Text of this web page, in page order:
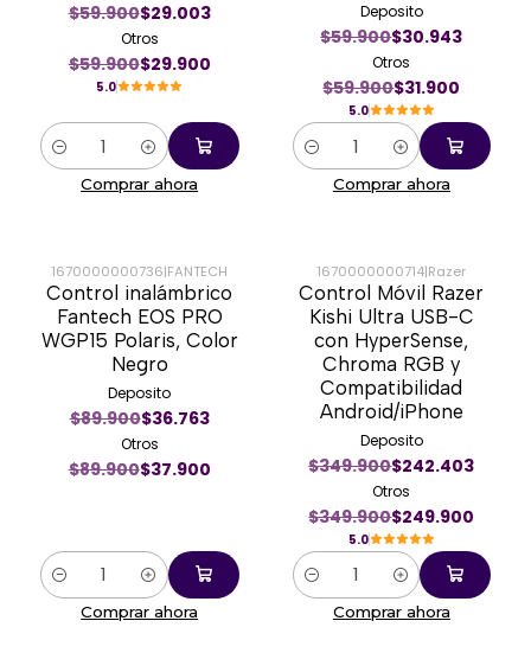
$59.900$29.003
Otros
$59.900$29.900
5.0
Cantidad
Comprar ahora
Deposito
$59.900$30.943
Otros
$59.900$31.900
5.0
Cantidad
Comprar ahora
-58%
1670000000736|FANTECH
Control inalámbrico
Fantech EOS PRO
WGP15 Polaris, Color
Negro
Deposito
$89.900$36.763
Otros
$89.900$37.900
Cantidad
Comprar ahora
-29%
1670000000714|Razer
Control Móvil Razer
Kishi Ultra USB-C
con HyperSense,
Chroma RGB y
Compatibilidad
Android/iPhone
Deposito
$349.900$242.403
Otros
$349.900$249.900
5.0
Cantidad
Comprar ahora